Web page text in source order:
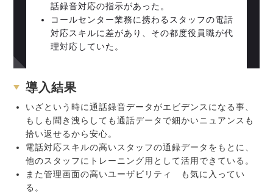
話録音対応の指示があった。
コールセンター業務に携わるスタッフの電話
対応スキルに差があり、その都度役員職が代
理対応していた。
導入結果
いざという時に通話録音データがエビデンスになる事、
もしも聞き洩らしても通話データで細かいニュアンスも
拾い返せるから安心。
電話対応スキルの高いスタッフの通録データをもとに、
他のスタッフにトレーニング用として活用できている。
また管理画面の高いユーザビリティ も気に入ってい
る。